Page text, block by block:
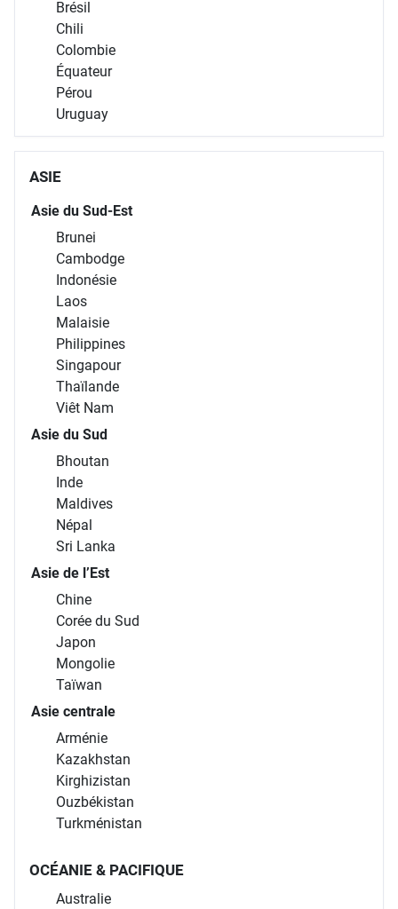
Brésil
Chili
Colombie
Équateur
Pérou
Uruguay
ASIE
Asie du Sud-Est
Brunei
Cambodge
Indonésie
Laos
Malaisie
Philippines
Singapour
Thaïlande
Viêt Nam
Asie du Sud
Bhoutan
Inde
Maldives
Népal
Sri Lanka
Asie de l’Est
Chine
Corée du Sud
Japon
Mongolie
Taïwan
Asie centrale
Arménie
Kazakhstan
Kirghizistan
Ouzbékistan
Turkménistan
OCÉANIE & PACIFIQUE
Australie